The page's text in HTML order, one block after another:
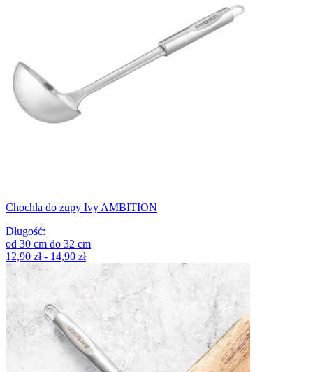
Chochla do zupy Ivy AMBITION
Długość:
od 30 cm do 32 cm
12,90 zł - 14,90 zł